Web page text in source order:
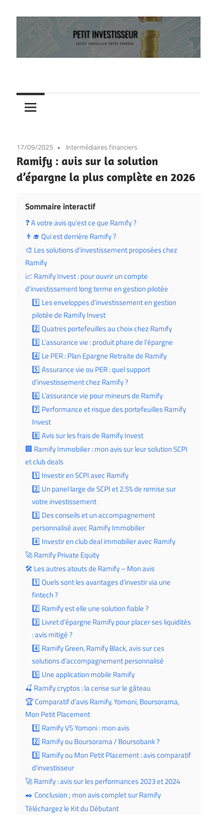
to
investisseur
Faites
votre
épargne
17/09/2025 Intermédiaires financiers
Ramify : avis sur la solution
d’épargne la plus complète en 2026
Sommaire interactif
❓ A votre avis qu’est ce que Ramify ?
👨‍🎓 Qui est derrière Ramify ?
🎨 Les solutions d’investissement proposées chez
Ramify
📈 Ramify Invest : pour ouvrir un compte
d’investissement long terme en gestion pilotée
1️⃣ Les enveloppes d’investissement en gestion
pilotée de Ramify Invest
2️⃣ Quatres portefeuilles au choix chez Ramify
3️⃣ L’assurance vie : produit phare de l’épargne
4️⃣ Le PER : Plan Epargne Retraite de Ramify
5️⃣ Assurance vie ou PER : quel support
d’investissement chez Ramify ?
6️⃣ L’assurance vie pour mineurs de Ramify
7️⃣ Performance et risque des portefeuilles Ramify
Invest
8️⃣ Avis sur les frais de Ramify Invest
🏢 Ramify Immobilier : mon avis sur leur solution SCPI
et club deals
1️⃣ Investir en SCPI avec Ramify
2️⃣ Un panel large de SCPI et 2.5% de remise sur
votre investissement
3️⃣ Des conseils et un accompagnement
personnalisé avec Ramify Immobilier
4️⃣ Investir en club deal immobilier avec Ramify
🚀 Ramify Private Equity
🛠️ Les autres atouts de Ramify – Mon avis
1️⃣ Quels sont les avantages d’investir via une
fintech ?
2️⃣ Ramify est elle une solution fiable ?
3️⃣ Livret d’épargne Ramify pour placer ses liquidités
: avis mitigé ?
4️⃣ Ramify Green, Ramify Black, avis sur ces
solutions d’accompagnement personnalisé
5️⃣ Une application mobile Ramify
🍒 Ramify cryptos : la cerise sur le gâteau
🏆 Comparatif d’avis Ramify, Yomoni, Boursorama,
Mon Petit Placement
1️⃣ Ramify VS Yomoni : mon avis
2️⃣ Ramify ou Boursorama / Boursobank ?
3️⃣ Ramify ou Mon Petit Placement : avis comparatif
d’investisseur
🚀 Ramify : avis sur les performances 2023 et 2024
✒️ Conclusion ; mon avis complet sur Ramify
Téléchargez le Kit du Débutant